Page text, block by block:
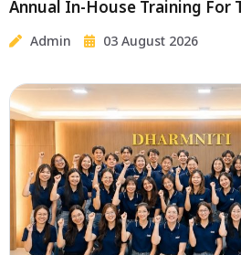
Annual In-House Training For
Admin 03 August 2026